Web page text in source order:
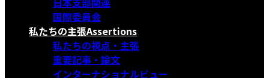
国際委員会
私たちの主張Assertions
私たちの視点・主張
重要記事・論文
インターナショナルビュー